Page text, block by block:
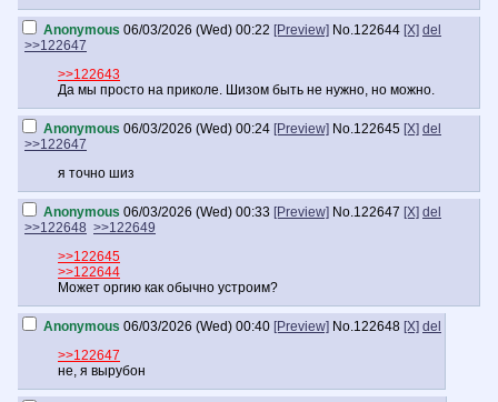
Anonymous 06/03/2026 (Wed) 00:22 [Preview] No.122644 [X] del
>>122647
>>122643
Да мы просто на приколе. Шизом быть не нужно, но можно.
Anonymous 06/03/2026 (Wed) 00:24 [Preview] No.122645 [X] del
>>122647
я точно шиз
Anonymous 06/03/2026 (Wed) 00:33 [Preview] No.122647 [X] del
>>122648 >>122649
>>122645
>>122644
Может оргию как обычно устроим?
Anonymous 06/03/2026 (Wed) 00:40 [Preview] No.122648 [X] del
>>122647
не, я вырубон